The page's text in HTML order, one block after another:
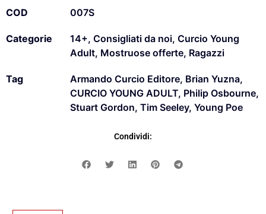
COD 007S
Categorie 14+, Consigliati da noi, Curcio Young
Adult, Mostruose offerte, Ragazzi
Tag Armando Curcio Editore, Brian Yuzna,
CURCIO YOUNG ADULT, Philip Osbourne,
Stuart Gordon, Tim Seeley, Young Poe
Condividi: